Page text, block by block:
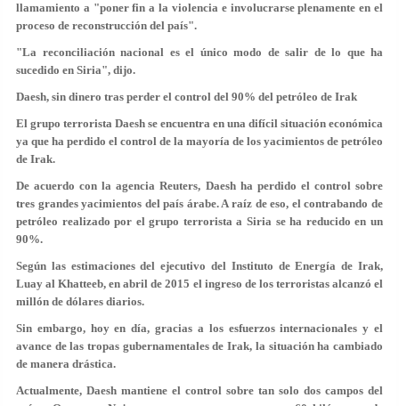
llamamiento a "poner fin a la violencia e involucrarse plenamente en el
proceso de reconstrucción del país".
"La reconciliación nacional es el único modo de salir de lo que ha
sucedido en Siria", dijo.
Daesh, sin dinero tras perder el control del 90% del petróleo de Irak
El grupo terrorista Daesh se encuentra en una difícil situación económica
ya que ha perdido el control de la mayoría de los yacimientos de petróleo
de Irak.
De acuerdo con la agencia Reuters, Daesh ha perdido el control sobre
tres grandes yacimientos del país árabe. A raíz de eso, el contrabando de
petróleo realizado por el grupo terrorista a Siria se ha reducido en un
90%.
Según las estimaciones del ejecutivo del Instituto de Energía de Irak,
Luay al Khatteeb, en abril de 2015 el ingreso de los terroristas alcanzó el
millón de dólares diarios.
Sin embargo, hoy en día, gracias a los esfuerzos internacionales y el
avance de las tropas gubernamentales de Irak, la situación ha cambiado
de manera drástica.
Actualmente, Daesh mantiene el control sobre tan solo dos campos del